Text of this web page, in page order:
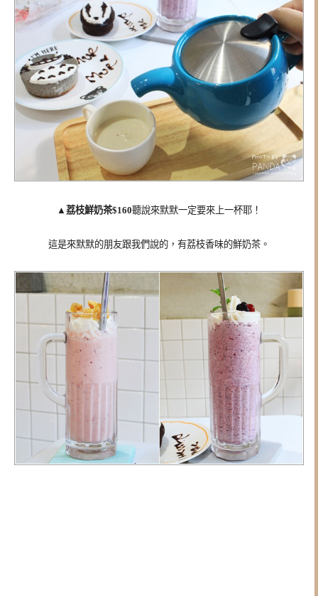
▲荔枝鮮奶茶$160聽說來默默一定要來上一杯耶！
這是來默默的朋友跟我們說的，有荔枝香味的鮮奶茶。